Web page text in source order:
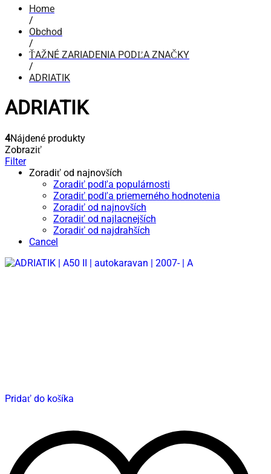
Home
/
Obchod
/
ŤAŽNÉ ZARIADENIA PODĽA ZNAČKY
/
ADRIATIK
ADRIATIK
4Nájdené produkty
Zobraziť
Filter
Zoradiť od najnovších
Zoradiť podľa populárnosti
Zoradiť podľa priemerného hodnotenia
Zoradiť od najnovších
Zoradiť od najlacnejších
Zoradiť od najdrahších
Cancel
Pridať do košíka